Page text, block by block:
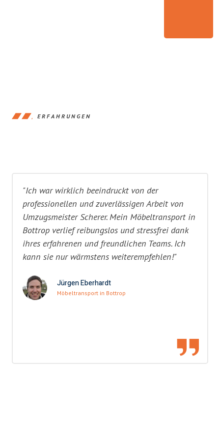
ERFAHRUNGEN
"Ich war wirklich beeindruckt von der
professionellen und zuverlässigen Arbeit von
Umzugsmeister Scherer. Mein Möbeltransport in
Bottrop verlief reibungslos und stressfrei dank
ihres erfahrenen und freundlichen Teams. Ich
kann sie nur wärmstens weiterempfehlen!"
Jürgen Eberhardt
Möbeltransport in Bottrop